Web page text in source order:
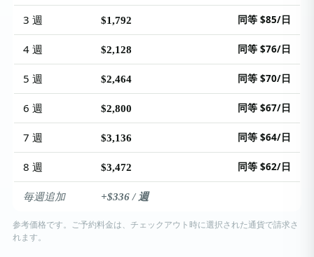
3 週 $1,792 同等 $85/日
4 週 $2,128 同等 $76/日
5 週 $2,464 同等 $70/日
6 週 $2,800 同等 $67/日
7 週 $3,136 同等 $64/日
8 週 $3,472 同等 $62/日
毎週追加 +$336 / 週
参考価格です。ご予約料金は、チェックアウト時に選択された通貨で請求さ
れます。